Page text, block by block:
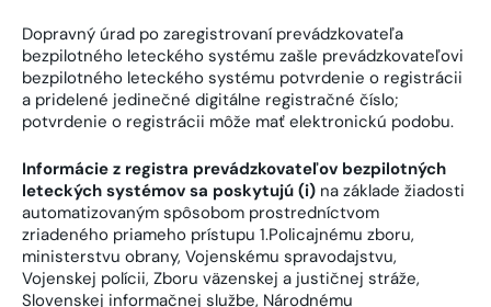
Dopravný úrad po zaregistrovaní prevádzkovateľa
bezpilotného leteckého systému zašle prevádzkovateľovi
bezpilotného leteckého systému potvrdenie o registrácii
a pridelené jedinečné digitálne registračné číslo;
potvrdenie o registrácii môže mať elektronickú podobu.
Informácie z registra prevádzkovateľov bezpilotných
leteckých systémov sa poskytujú (i) na základe žiadosti
automatizovaným spôsobom prostredníctvom
zriadeného priameho prístupu 1.Policajnému zboru,
ministerstvu obrany, Vojenskému spravodajstvu,
Vojenskej polícii, Zboru väzenskej a justičnej stráže,
Slovenskej informačnej službe, Národnému